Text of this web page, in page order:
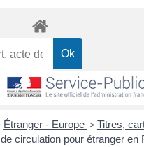
Étranger - Europe > Titres,
circulation pour étranger en